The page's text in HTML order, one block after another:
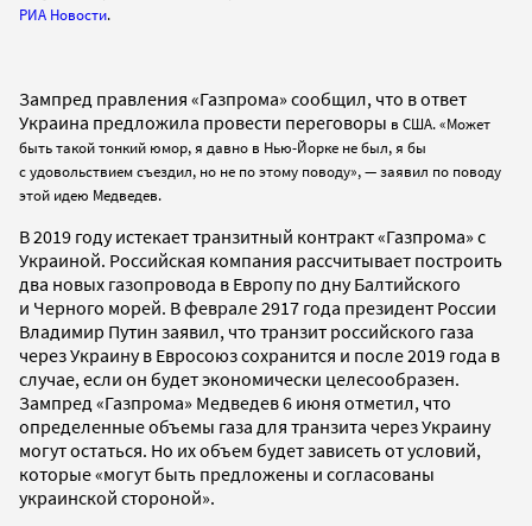
РИА Новости.
Зампред правления «Газпрома» сообщил, что в ответ
Украина предложила провести переговоры в США. «Может
быть такой тонкий юмор, я давно в Нью-Йорке не был, я бы
с удовольствием съездил, но не по этому поводу», — заявил по поводу
этой идею Медведев.
В 2019 году истекает транзитный контракт «Газпрома» с
Украиной. Российская компания рассчитывает построить
два новых газопровода в Европу по дну Балтийского
и Черного морей. В феврале 2917 года президент России
Владимир Путин заявил, что транзит российского газа
через Украину в Евросоюз сохранится и после 2019 года в
случае, если он будет экономически целесообразен.
Зампред «Газпрома» Медведев 6 июня отметил, что
определенные объемы газа для транзита через Украину
могут остаться. Но их объем будет зависеть от условий,
которые «могут быть предложены и согласованы
украинской стороной».